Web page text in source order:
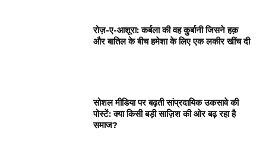
रोज़-ए-आशूरा: कर्बला की वह कुर्बानी जिसने हक़
और बातिल के बीच हमेशा के लिए एक लकीर खींच दी
सोशल मीडिया पर बढ़ती सांप्रदायिक उकसावे की
पोस्टें: क्या किसी बड़ी साज़िश की ओर बढ़ रहा है
समाज?